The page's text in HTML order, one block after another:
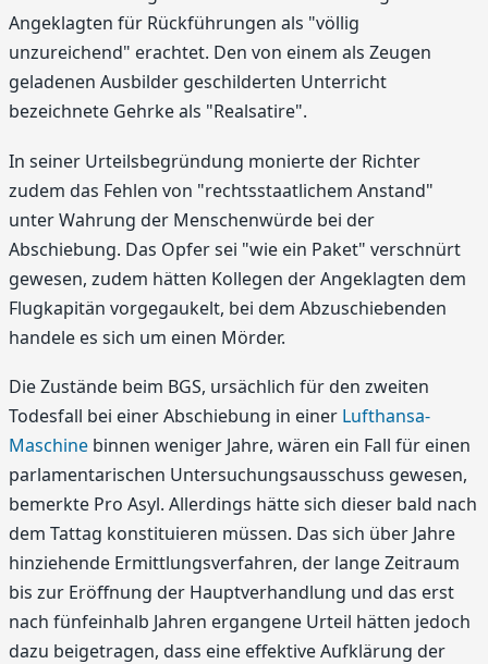
Angeklagten für Rückführungen als "völlig
unzureichend" erachtet. Den von einem als Zeugen
geladenen Ausbilder geschilderten Unterricht
bezeichnete Gehrke als "Realsatire".
In seiner Urteilsbegründung monierte der Richter
zudem das Fehlen von "rechtsstaatlichem Anstand"
unter Wahrung der Menschenwürde bei der
Abschiebung. Das Opfer sei "wie ein Paket" verschnürt
gewesen, zudem hätten Kollegen der Angeklagten dem
Flugkapitän vorgegaukelt, bei dem Abzuschiebenden
handele es sich um einen Mörder.
Die Zustände beim BGS, ursächlich für den zweiten
Todesfall bei einer Abschiebung in einer Lufthansa-
Maschine binnen weniger Jahre, wären ein Fall für einen
parlamentarischen Untersuchungsausschuss gewesen,
bemerkte Pro Asyl. Allerdings hätte sich dieser bald nach
dem Tattag konstituieren müssen. Das sich über Jahre
hinziehende Ermittlungsverfahren, der lange Zeitraum
bis zur Eröffnung der Hauptverhandlung und das erst
nach fünfeinhalb Jahren ergangene Urteil hätten jedoch
dazu beigetragen, dass eine effektive Aufklärung der